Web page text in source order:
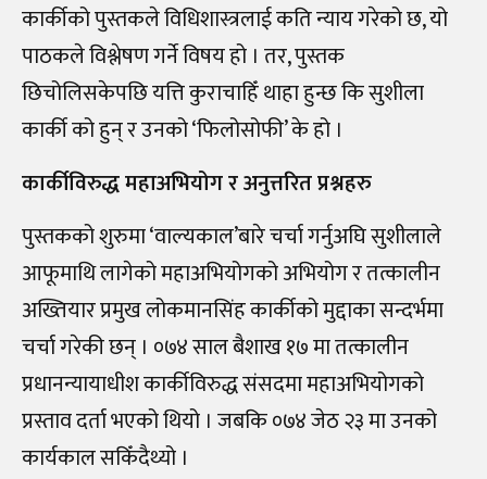
कार्कीको पुस्तकले विधिशास्त्रलाई कति न्याय गरेको छ, यो
पाठकले विश्लेषण गर्ने विषय हो । तर, पुस्तक
छिचोलिसकेपछि यत्ति कुराचाहिँ थाहा हुन्छ कि सुशीला
कार्की को हुन् र उनको ‘फिलोसोफी’ के हो ।
कार्कीविरुद्ध महाअभियोग र अनुत्तरित प्रश्नहरु
पुस्तकको शुरुमा ‘वाल्यकाल’बारे चर्चा गर्नुअघि सुशीलाले
आफूमाथि लागेको महाअभियोगको अभियोग र तत्कालीन
अख्तियार प्रमुख लोकमानसिंह कार्कीको मुद्दाका सन्दर्भमा
चर्चा गरेकी छन् । ०७४ साल बैशाख १७ मा तत्कालीन
प्रधानन्यायाधीश कार्कीविरुद्ध संसदमा महाअभियोगको
प्रस्ताव दर्ता भएको थियो । जबकि ०७४ जेठ २३ मा उनको
कार्यकाल सकिँदैथ्यो ।